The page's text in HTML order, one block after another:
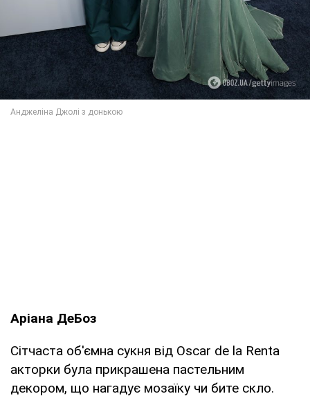
Аріана ДеБоз
Сітчаста об'ємна сукня від Oscar de la Renta
акторки була прикрашена пастельним
декором, що нагадує мозаїку чи бите скло.